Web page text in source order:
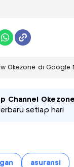
Okezone di Google
Channel Okezone
setiap hari
asuransi